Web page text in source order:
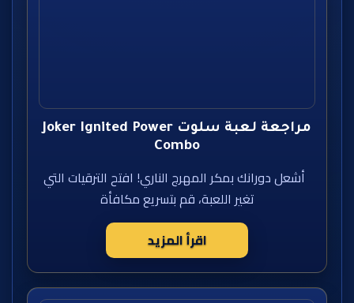
مراجعة لعبة سلوت Joker Ignited Power
Combo
أشعل دورانك بمكر المهرج الناري! افتح الترقيات التي
تغير اللعبة، قم بتسريع مكافأة
اقرأ المزيد